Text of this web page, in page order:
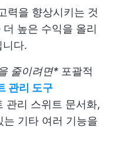
력을 향상시키는 것
높은 수익을 올리
니다.
줄이려면* 포괄적
관리 도구
관리 스위트 문서화,
기타 여러 기능을